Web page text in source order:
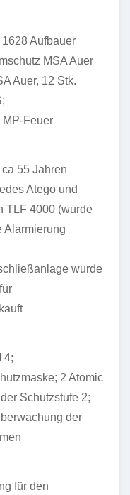
Aufbauer
MSA Auer
Auer, 12 Stk.
MP-Feuer
ca 55 Jahren
Atego und
TLF 4000 (wurde
Alarmierung
wurde
4;
2 Atomic
Schutzstufe 2;
der
für den